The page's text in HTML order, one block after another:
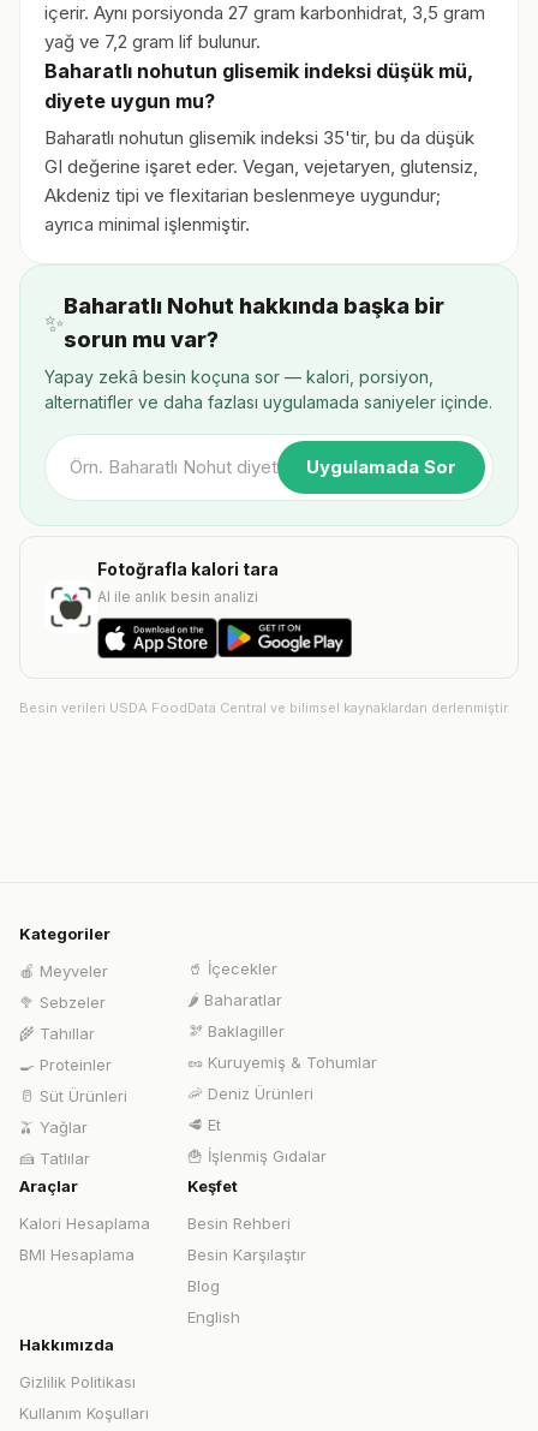
içerir. Aynı porsiyonda 27 gram karbonhidrat, 3,5 gram
yağ ve 7,2 gram lif bulunur.
Baharatlı nohutun glisemik indeksi düşük mü,
diyete uygun mu?
Baharatlı nohutun glisemik indeksi 35'tir, bu da düşük
GI değerine işaret eder. Vegan, vejetaryen, glutensiz,
Akdeniz tipi ve flexitarian beslenmeye uygundur;
ayrıca minimal işlenmiştir.
✨
Baharatlı Nohut hakkında başka bir
sorun mu var?
Yapay zekâ besin koçuna sor — kalori, porsiyon,
alternatifler ve daha fazlası uygulamada saniyeler içinde.
Uygulamada Sor
Fotoğrafla kalori tara
AI ile anlık besin analizi
Besin verileri USDA FoodData Central ve bilimsel kaynaklardan derlenmiştir.
Kategoriler
🍎 Meyveler
🥦 Sebzeler
🌾 Tahıllar
🍳 Proteinler
🥛 Süt Ürünleri
🫒 Yağlar
🍰 Tatlılar
🥤 İçecekler
🌶️ Baharatlar
🫘 Baklagiller
🥜 Kuruyemiş & Tohumlar
🦐 Deniz Ürünleri
🥩 Et
🍟 İşlenmiş Gıdalar
Araçlar
Kalori Hesaplama
BMI Hesaplama
Keşfet
Besin Rehberi
Besin Karşılaştır
Blog
English
Hakkımızda
Gizlilik Politikası
Kullanım Koşulları